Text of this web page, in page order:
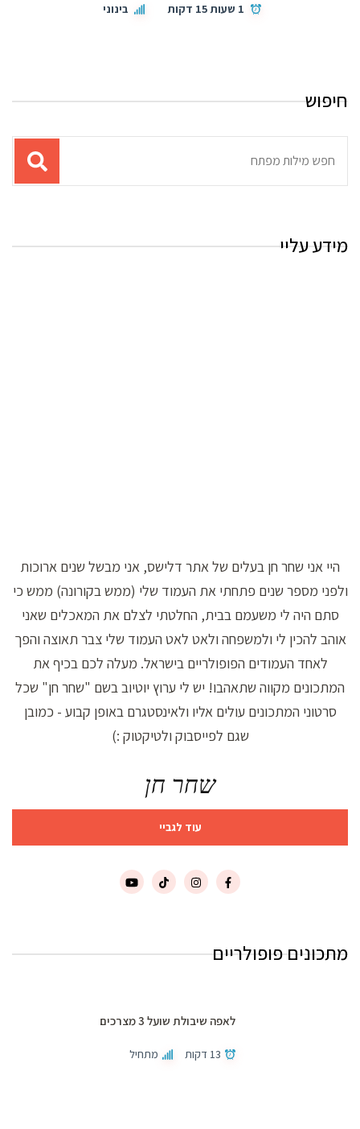
1 שעות 15 דקות בינוני
חיפוש
מידע עליי
היי אני שחר חן בעלים של אתר דלישס, אני מבשל שנים ארוכות
ולפני מספר שנים פתחתי את העמוד שלי (ממש בקורונה) ממש כי
סתם היה לי משעמם בבית, החלטתי לצלם את המאכלים שאני
אוהב להכין לי ולמשפחה ולאט לאט העמוד שלי צבר תאוצה והפך
לאחד העמודים הפופולריים בישראל. מעלה לכם בכיף את
המתכונים מקווה שתאהבו! יש לי ערוץ יוטיוב בשם "שחר חן" שכל
סרטוני המתכונים עולים אליו ולאינסטגרם באופן קבוע - כמובן
שגם לפייסבוק ולטיקטוק :)
שחר חן
עוד לגביי
מתכונים פופולריים
לאפה שיבולת שועל 3 מצרכים
13 דקות מתחיל